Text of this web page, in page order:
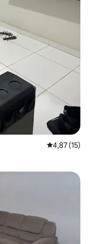
Gemiddelde
4,87 (15)